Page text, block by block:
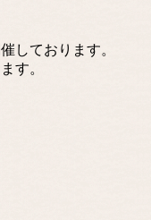
しております。
す。